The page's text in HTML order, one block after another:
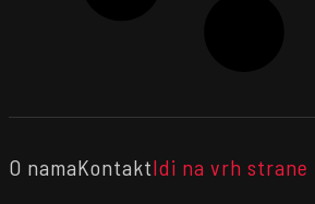
O namaKontaktIdi na vrh strane